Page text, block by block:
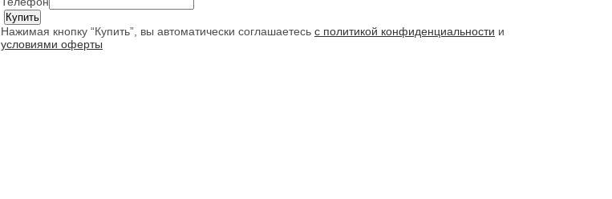
Нажимая кнопку “Купить”, вы автоматически соглашаетесь с политикой конфиденциальности и
условиями оферты